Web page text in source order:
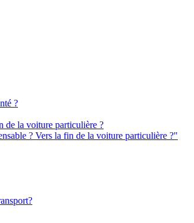
?
de la voiture particulière ?
? Vers la fin de la voiture particulière ?"